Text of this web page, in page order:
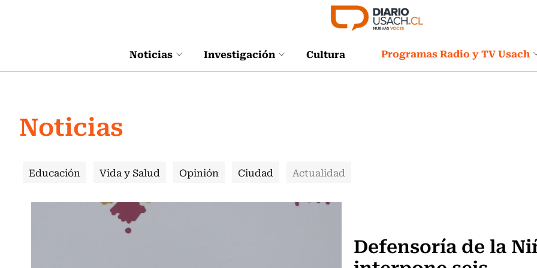
Noticias Investigación Cultura Programas Radio y TV Usach
Noticias
Educación Vida y Salud Opinión Ciudad Actualidad
Defensoría de la